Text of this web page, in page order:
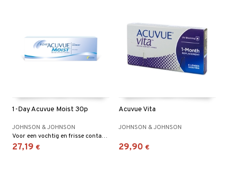
1-Day Acuvue Moist 30p
JOHNSON & JOHNSON
Voor een vochtig en frisse contactlensgevoel van s’ochtends vroeg tot s’avonds laat!
27,19 €
Acuvue Vita
JOHNSON & JOHNSON
29,90 €